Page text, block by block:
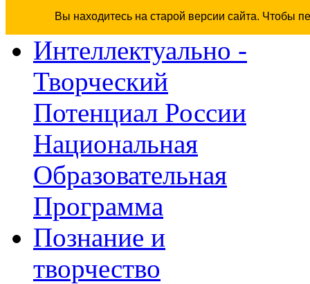
Вы находитесь на старой версии сайта. Чтобы
Интеллектуально -
Творческий
Потенциал России
Национальная
Образовательная
Программа
Познание и
творчество